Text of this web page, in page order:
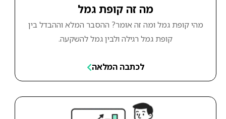
מה זה קופת גמל
מהי קופת גמל ומה זה אומר? ההסבר המלא וההבדל בין
קופת גמל רגילה ולבין גמל להשקעה.
לכתבה המלאה